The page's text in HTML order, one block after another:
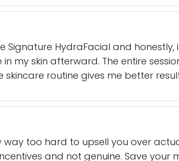
Signature HydraFacial and
my skin afterward. The entire
routine gives me better
way too hard to upsell you over
and not genuine. Save